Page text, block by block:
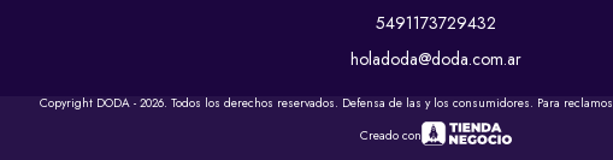
5491173729432
holadoda@doda.com.ar
Copyright DODA - 2026. Todos los derechos reservados. Defensa de las y los consumidores. Para reclamos
Creado con